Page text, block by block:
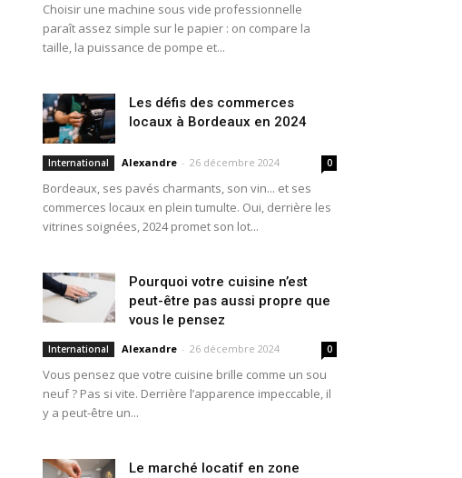
Choisir une machine sous vide professionnelle
paraît assez simple sur le papier : on compare la
taille, la puissance de pompe et...
Les défis des commerces
locaux à Bordeaux en 2024
International Alexandre - 26 décembre 2024 0
Bordeaux, ses pavés charmants, son vin... et ses
commerces locaux en plein tumulte. Oui, derrière les
vitrines soignées, 2024 promet son lot...
Pourquoi votre cuisine n’est
peut-être pas aussi propre que
vous le pensez
International Alexandre - 26 décembre 2024 0
Vous pensez que votre cuisine brille comme un sou
neuf ? Pas si vite. Derrière l’apparence impeccable, il
y a peut-être un...
Le marché locatif en zone